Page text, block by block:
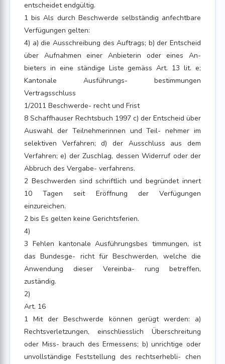
entscheidet endgültig.
1 bis Als durch Beschwerde selbständig anfechtbare
Verfügungen gelten:
4) a) die Ausschreibung des Auftrags; b) der Entscheid
über Aufnahmen einer Anbieterin oder eines An-
bieters in eine ständige Liste gemäss Art. 13 lit. e;
Kantonale Ausführungs- bestimmungen
Vertragsschluss
1/2011 Beschwerde- recht und Frist
8 Schaffhauser Rechtsbuch 1997 c) der Entscheid über
Auswahl der Teilnehmerinnen und Teil- nehmer im
selektiven Verfahren; d) der Ausschluss aus dem
Verfahren; e) der Zuschlag, dessen Widerruf oder der
Abbruch des Vergabe- verfahrens.
2 Beschwerden sind schriftlich und begründet innert
10 Tagen seit Eröffnung der Verfügungen
einzureichen.
2 bis Es gelten keine Gerichtsferien.
4)
3 Fehlen kantonale Ausführungsbes timmungen, ist
das Bundesge- richt für Beschwerden, welche die
Anwendung dieser Vereinba- rung betreffen,
zuständig.
2)
Art. 16
1 Mit der Beschwerde können gerügt werden: a)
Rechtsverletzungen, einschliesslich Überschreitung
oder Miss- brauch des Ermessens; b) unrichtige oder
unvollständige Feststellung des rechtserhebli- chen